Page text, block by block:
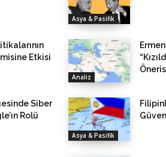
Asya & Pasifik
Etkisi
Analiz
Siber
Rolü
Asya & Pasifik